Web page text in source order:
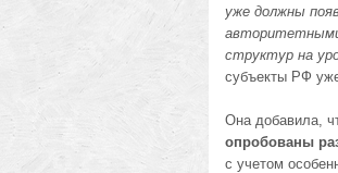
уже должны
авторитетными
структур на
субъекты РФ
Она добавила,
опробованы
с учетом